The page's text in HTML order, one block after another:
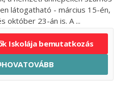
látogatható - március 15-én,
október 23-án is. A
Iskolája bemutatkozás